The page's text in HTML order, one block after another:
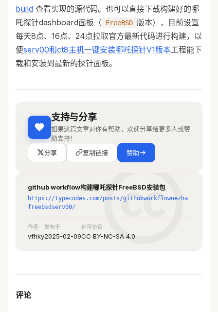
build 查看实现的源代码。也可以直接下载构建好的哪
吒探针dashboard面板（
FreeBSD 版本），目前设置
每天8点、16点、24点拉取官方最新代码进行构建，以
便serv00和ct8主机一键安装哪吒探针V1版本工程能下
载和安装到最新的探针面板。
支持与分享
如果这篇文章对你有帮助，欢迎分享给更多人或赞
助支持！
分享
复制链接 赞助
github workflow构建哪吒探针FreeBSD安装包
https://typecodes.com/posts/githubworkflownezha
freebsdserv00/
作者
vfhky
发布于
2025-02-09
许可协议
CC BY-NC-SA 4.0
评论